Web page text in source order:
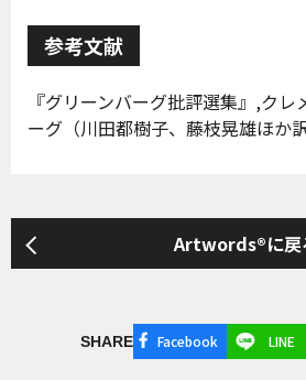
参考文献
『グリーンバーグ批評選集』,ク
ーグ（川田都樹子、藤枝晃雄ほか
Artwords®に戻
SHARE Facebook LINE